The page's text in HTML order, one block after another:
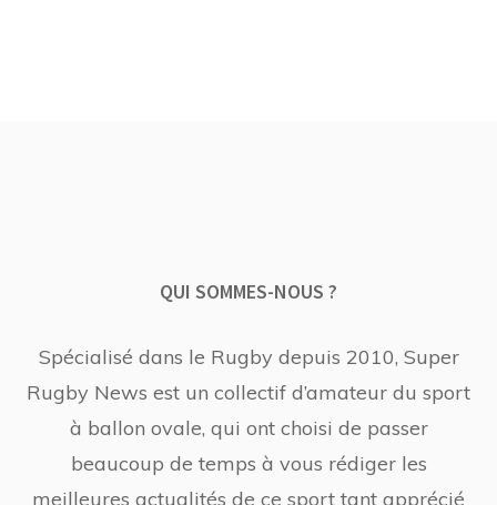
QUI SOMMES-NOUS ?
Spécialisé dans le Rugby depuis 2010, Super
Rugby News est un collectif d’amateur du sport
à ballon ovale, qui ont choisi de passer
beaucoup de temps à vous rédiger les
meilleures actualités de ce sport tant apprécié